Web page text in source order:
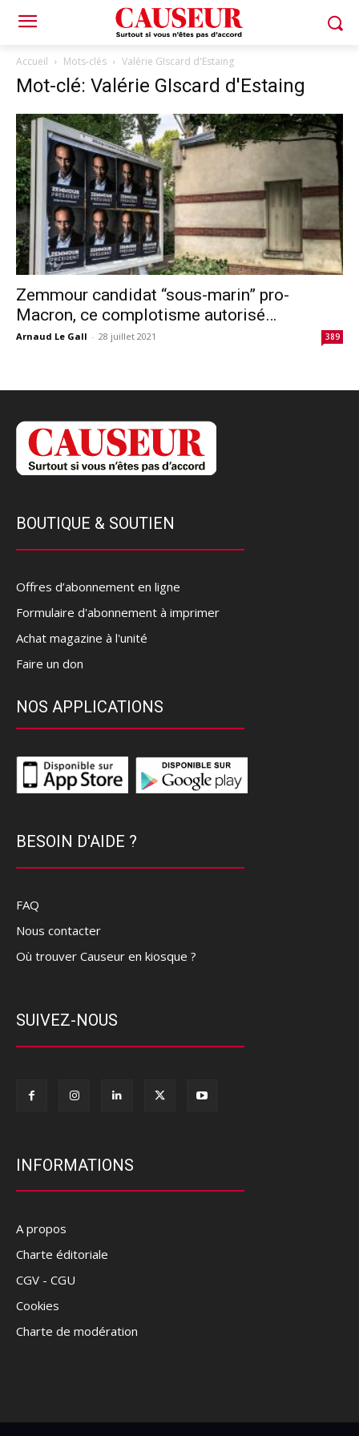
Accueil Mots-clés Valérie GIscard d'Estaing
Mot-clé: Valérie GIscard d'Estaing
Zemmour candidat “sous-marin” pro-
Macron, ce complotisme autorisé…
Arnaud Le Gall - 28 juillet 2021 389
BOUTIQUE & SOUTIEN
Offres d’abonnement en ligne
Formulaire d'abonnement à imprimer
Achat magazine à l'unité
Faire un don
NOS APPLICATIONS
BESOIN D'AIDE ?
FAQ
Nous contacter
Où trouver Causeur en kiosque ?
SUIVEZ-NOUS
INFORMATIONS
A propos
Charte éditoriale
CGV - CGU
Cookies
Charte de modération